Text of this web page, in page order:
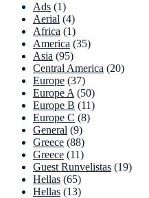
Ads (1)
Aerial (4)
Africa (1)
America (35)
Asia (95)
Central America (20)
Europe (37)
Europe A (50)
Europe B (11)
Europe C (8)
General (9)
Greece (88)
Greece (11)
Guest Runvelistas (19)
Hellas (65)
Hellas (13)